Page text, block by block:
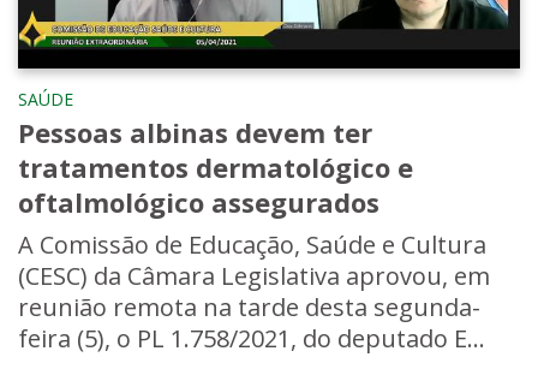
SAÚDE
Pessoas albinas devem ter
tratamentos dermatológico e
oftalmológico assegurados
A Comissão de Educação, Saúde e Cultura
(CESC) da Câmara Legislativa aprovou, em
reunião remota na tarde desta segunda-
feira (5), o PL 1.758/2021, do deputado E...